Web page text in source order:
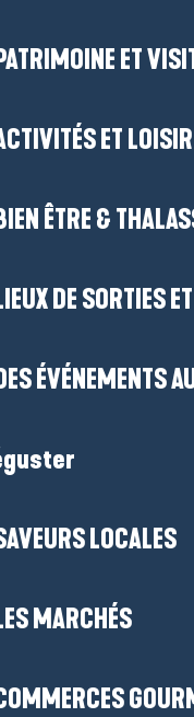
ET
ET
ÊTRE &
DE SORTIES
ÉVÉNEMENTS
LOCALES
MARCHÉS
?
ici